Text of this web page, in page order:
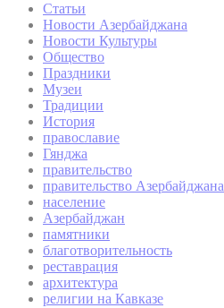
Статьи
Новости Азербайджана
Новости Культуры
Общество
Праздники
Музеи
Традиции
История
православие
Гянджа
правительство
правительство Азербайджана
население
Азербайджан
памятники
благотворительность
реставрация
архитектура
религии на Кавказе